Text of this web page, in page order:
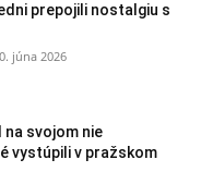
prepojili nostalgiu s
júna 2026
na svojom nie
vystúpili v pražskom